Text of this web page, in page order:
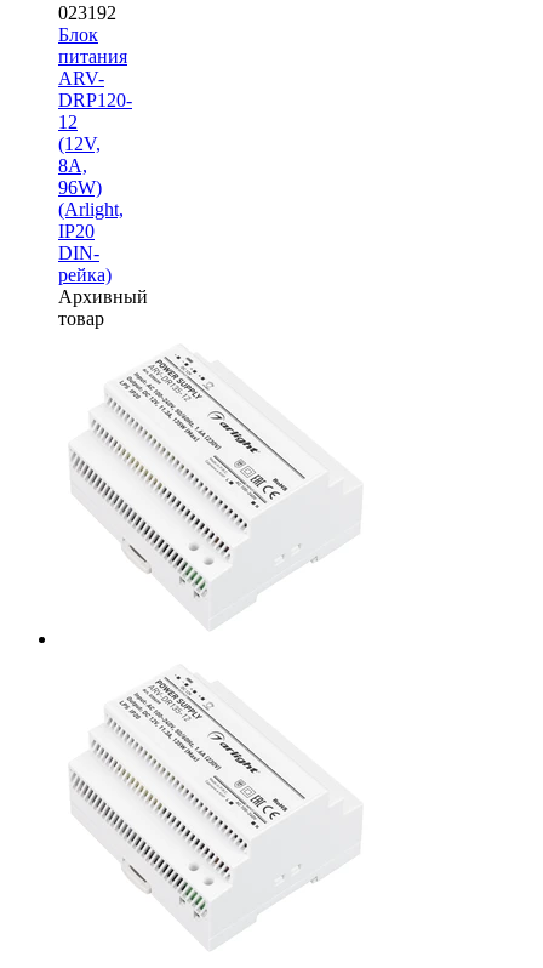
023192
Блок
питания
ARV-
DRP120-
12
(12V,
8A,
96W)
(Arlight,
IP20
DIN-
рейка)
Архивный
товар